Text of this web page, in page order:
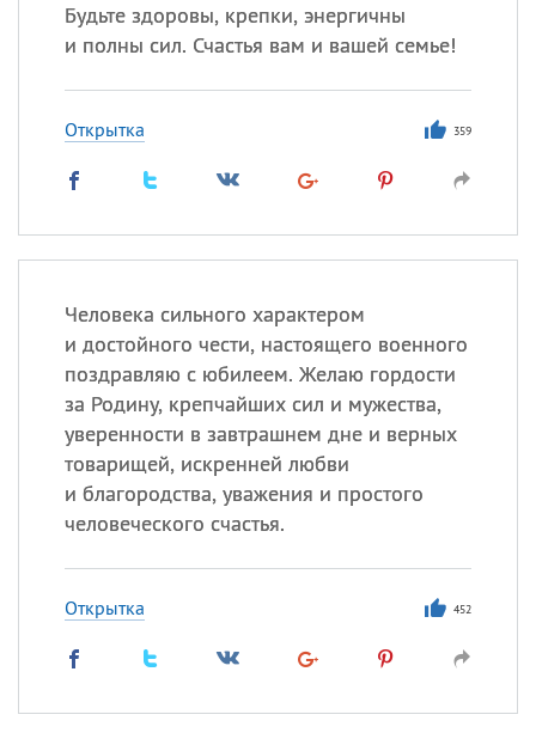
Будьте здоровы, крепки, энергичны
и полны сил. Счастья вам и вашей семье!
Открытка 359
Человека сильного характером
и достойного чести, настоящего военного
поздравляю с юбилеем. Желаю гордости
за Родину, крепчайших сил и мужества,
уверенности в завтрашнем дне и верных
товарищей, искренней любви
и благородства, уважения и простого
человеческого счастья.
Открытка 452